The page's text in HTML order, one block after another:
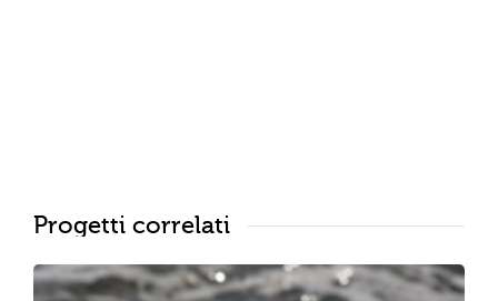
Progetti correlati